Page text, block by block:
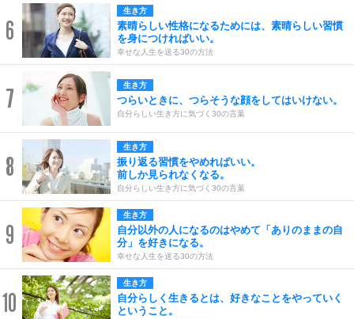
6
生き方
素晴らしい性格になるためには、素晴らしい習慣
を身につければいい。
幸せな人生を送る30の方法
7 生き方
つらいときに、つらそうな顔をしてはいけない。
自分らしい生き方に気づく30の言葉
8
生き方
振り返る習慣をやめればいい。
前しか見られなくなる。
自分らしい生き方に気づく30の言葉
9
生き方
自分以外の人になるのはやめて「ありのままの自
分」を好きになる。
幸せな人生を送る30の方法
10
生き方
自分らしく生きるとは、好きなことをやっていく
ということ。